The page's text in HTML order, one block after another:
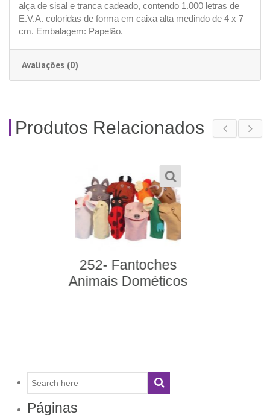
alça de sisal e tranca cadeado, contendo 1.000 letras de
E.V.A. coloridas de forma em caixa alta medindo de 4 x 7
cm. Embalagem: Papelão.
Avaliações (0)
Produtos Relacionados
292- Alfabeto Ilustrado
em Português
Páginas